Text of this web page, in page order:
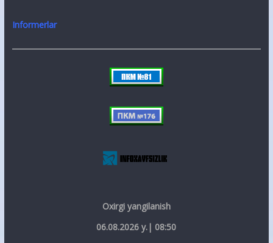
Informerlar
Oxirgi yangilanish
06.08.2026 y.| 08:50